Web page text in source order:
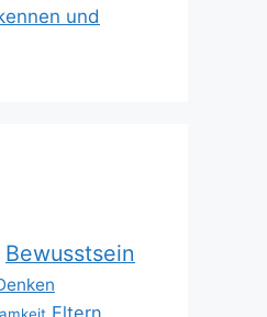
und
Bewusstsein
Eltern